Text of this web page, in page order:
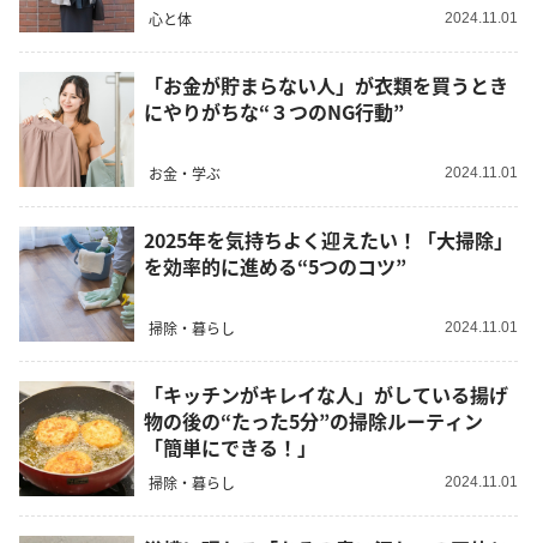
心と体 2024.11.01
「お金が貯まらない人」が衣類を買うとき
にやりがちな“３つのNG行動”
お金・学ぶ 2024.11.01
2025年を気持ちよく迎えたい！「大掃除」
を効率的に進める“5つのコツ”
掃除・暮らし 2024.11.01
「キッチンがキレイな人」がしている揚げ
物の後の“たった5分”の掃除ルーティン
「簡単にできる！」
掃除・暮らし 2024.11.01